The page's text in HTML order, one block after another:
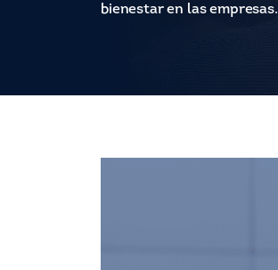
bienestar en las empresas.